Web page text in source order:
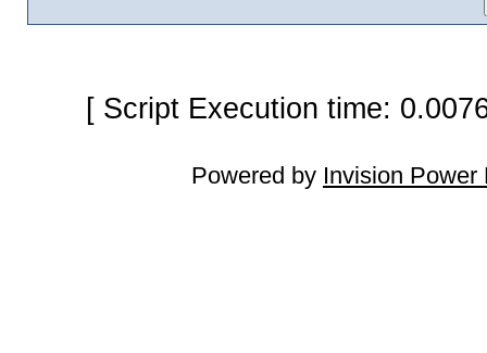
[ Script Execution time:
Powered by Invision Power